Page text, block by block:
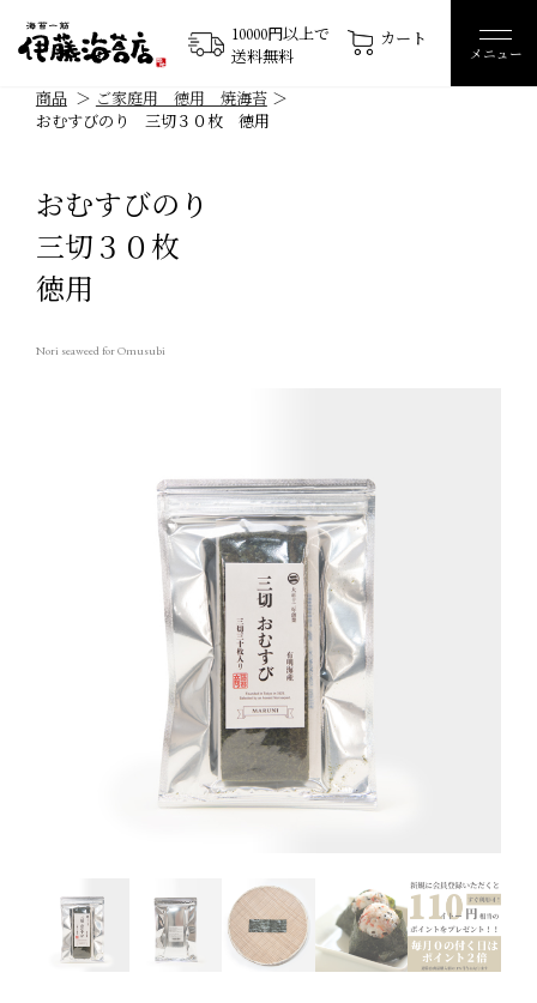
10000円以上で
送料無料
カート
メニュー
商品
ご家庭用 徳用 焼海苔
おむすびのり 三切３０枚 徳用
おむすびのり
三切３０枚
徳用
Nori seaweed for Omusubi